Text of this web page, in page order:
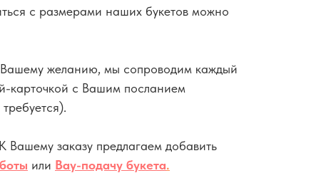
с размерами наших букетов можно
желанию, мы сопроводим каждый
карточкой с Вашим посланием
К Вашему заказу предлагаем добавить
или Вау-подачу букета.